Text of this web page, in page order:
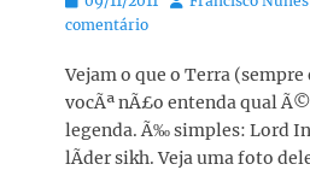
on
comentário
Vejam o que o Terra
vocÃª nÃ£o entenda qual
legenda. Ã‰ simples: Lord
lÃ­der sikh. Veja uma foto